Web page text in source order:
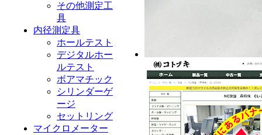
その他測定工
具
内径測定具
ホールテスト
デジタルホー
ルテスト
ボアマチック
シリンダーゲ
ージ
セットリング
マイクロメーター